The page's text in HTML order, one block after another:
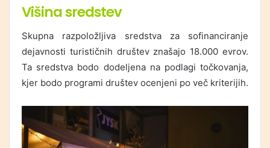
Višina sredstev
Skupna razpoložljiva sredstva za sofinanciranje
dejavnosti turističnih društev znašajo 18.000 evrov.
Ta sredstva bodo dodeljena na podlagi točkovanja,
kjer bodo programi društev ocenjeni po več kriterijih.